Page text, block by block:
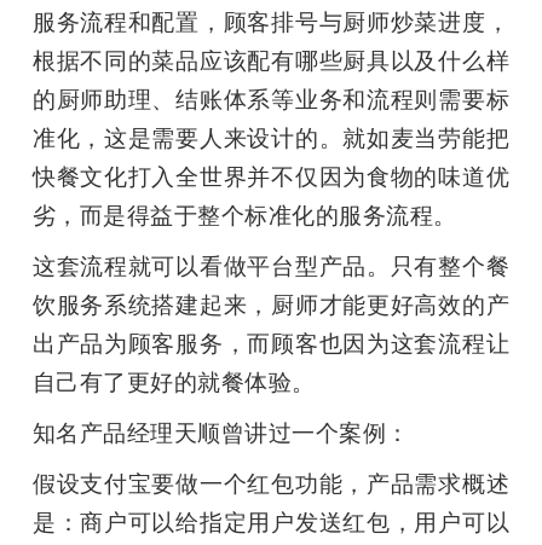
服务流程和配置，顾客排号与厨师炒菜进度，
根据不同的菜品应该配有哪些厨具以及什么样
的厨师助理、结账体系等业务和流程则需要标
准化，这是需要人来设计的。就如麦当劳能把
快餐文化打入全世界并不仅因为食物的味道优
劣，而是得益于整个标准化的服务流程。
这套流程就可以看做平台型产品。只有整个餐
饮服务系统搭建起来，厨师才能更好高效的产
出产品为顾客服务，而顾客也因为这套流程让
自己有了更好的就餐体验。
知名产品经理天顺曾讲过一个案例：
假设支付宝要做一个红包功能，产品需求概述
是：商户可以给指定用户发送红包，用户可以